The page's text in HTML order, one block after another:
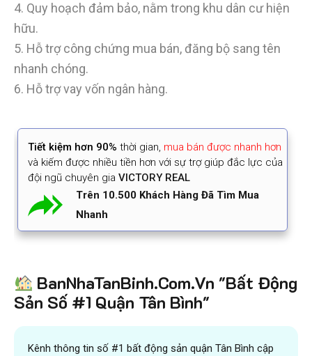
4. Quy hoạch đảm bảo, nằm trong khu dân cư hiện
hữu.
5. Hỗ trợ công chứng mua bán, đăng bộ sang tên
nhanh chóng.
6. Hỗ trợ vay vốn ngân hàng.
Tiết kiệm hơn 90% thời gian, mua bán được nhanh hơn
và kiếm được nhiều tiền hơn với sự trợ giúp đắc lực của
đội ngũ chuyên gia VICTORY REAL
Trên 10.500 Khách Hàng Đã Tìm Mua
Nhanh
BanNhaTanBinh.Com.Vn "Bất Động
Sản Số #1 Quận Tân Bình"
Kênh thông tin số #1 bất động sản quận Tân Bình cập